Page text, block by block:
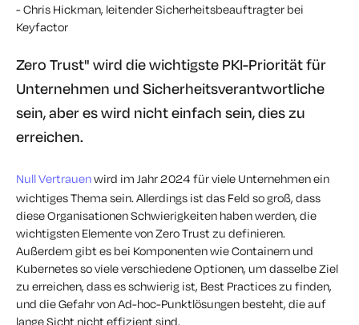
- Chris Hickman, leitender Sicherheitsbeauftragter bei
Keyfactor
Zero Trust" wird die wichtigste PKI-Priorität für
Unternehmen und Sicherheitsverantwortliche
sein, aber es wird nicht einfach sein, dies zu
erreichen.
Null Vertrauenwird im Jahr 2024 für viele Unternehmen ein
wichtiges Thema sein. Allerdings ist das Feld so groß, dass
diese Organisationen Schwierigkeiten haben werden, die
wichtigsten Elemente von Zero Trust zu definieren.
Außerdem gibt es bei Komponenten wie Containern und
Kubernetes so viele verschiedene Optionen, um dasselbe Ziel
zu erreichen, dass es schwierig ist, Best Practices zu finden,
und die Gefahr von Ad-hoc-Punktlösungen besteht, die auf
lange Sicht nicht effizient sind.